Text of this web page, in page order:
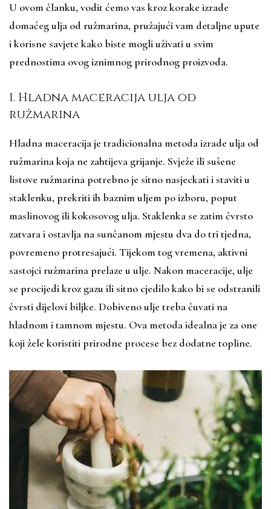
U ovom članku, vodit ćemo vas kroz korake izrade
domaćeg ulja od ružmarina, pružajući vam detaljne upute
i korisne savjete kako biste mogli uživati u svim
prednostima ovog iznimnog prirodnog proizvoda.
1. Hladna maceracija ulja od
ružmarina
Hladna maceracija je tradicionalna metoda izrade ulja od
ružmarina koja ne zahtijeva grijanje. Svježe ili sušene
listove ružmarina potrebno je sitno nasjeckati i staviti u
staklenku, prekriti ih baznim uljem po izboru, poput
maslinovog ili kokosovog ulja. Staklenka se zatim čvrsto
zatvara i ostavlja na sunčanom mjestu dva do tri tjedna,
povremeno protresajući. Tijekom tog vremena, aktivni
sastojci ružmarina prelaze u ulje. Nakon maceracije, ulje
se procijedi kroz gazu ili sitno cjedilo kako bi se odstranili
čvrsti dijelovi biljke. Dobiveno ulje treba čuvati na
hladnom i tamnom mjestu. Ova metoda idealna je za one
koji žele koristiti prirodne procese bez dodatne topline.